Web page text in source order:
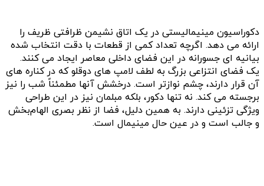
دکوراسیون مینیمالیستی در یک اتاق نشیمن ظرافتی ظریف را
ارائه می دهد. اگرچه تعداد کمی از قطعات با دقت انتخاب شده
بیانیه ای جسورانه در این فضای داخلی معاصر ایجاد می کنند.
یک فضای انتزاعی بزرگ به لطف لامپ های دوقلو که در کناره های
آن قرار دارند، چشم نوازتر است. درخشش آنها مطمئناً شب را نیز
برجسته می کند. نه تنها دکور، بلکه مبلمان نیز در این طراحی
ویژگی تزئینی دارند. به همین دلیل، فضا از نظر بصری الهام‌بخش
و جالب است و در عین حال مینیمال است.